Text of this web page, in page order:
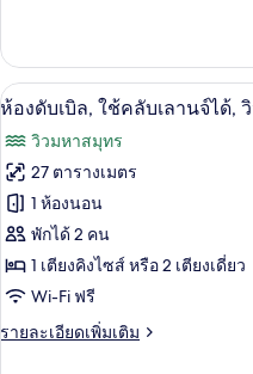
2
children)
เลา
นจ์
ได้,
วิว
สระ
ว่าย
น้ำ
เกี่ยว
กับ
ห้อง
ใช้
คลับ
เลา
นจ์
ได้,
วิว
สระ
ว่าย
เปิด
ภาพถ่าย
ทั้งหมด
ของ
ห้อง
ดับเบิล,
ใช้
คลับ
4
ห้องดับเบิล, ใช้คลับเลานจ์ได้,
วิวมหาสมุทร
27 ตารางเมตร
1 ห้องนอน
พักได้ 2 คน
1 เตียงคิงไซส์ หรือ 2 เตียงเดี่ยว
Wi-Fi ฟรี
รายละเอียดเพิ่มเติม
ราย